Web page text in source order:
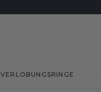
VERLOBUNGSRINGE